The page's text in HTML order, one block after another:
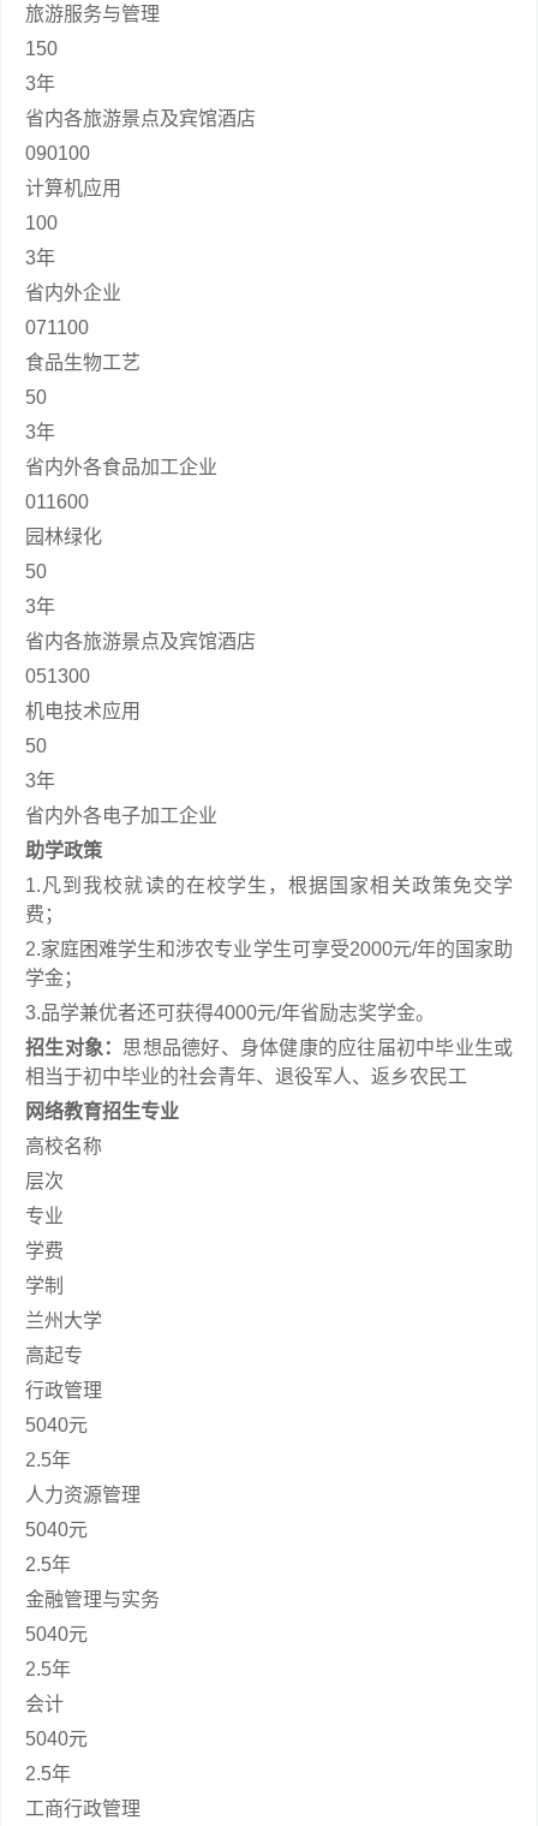
旅游服务与管理
150
3年
省内各旅游景点及宾馆酒店
090100
计算机应用
100
3年
省内外企业
071100
食品生物工艺
50
3年
省内外各食品加工企业
011600
园林绿化
50
3年
省内各旅游景点及宾馆酒店
051300
机电技术应用
50
3年
省内外各电子加工企业
助学政策
1.凡到我校就读的在校学生，根据国家相关政策免交学
费；
2.家庭困难学生和涉农专业学生可享受2000元/年的国家助
学金；
3.品学兼优者还可获得4000元/年省励志奖学金。
招生对象： 思想品德好、身体健康的应往届初中毕业生或
相当于初中毕业的社会青年、退役军人、返乡农民工
网络教育招生专业
高校名称
层次
专业
学费
学制
兰州大学
高起专
行政管理
5040元
2.5年
人力资源管理
5040元
2.5年
金融管理与实务
5040元
2.5年
会计
5040元
2.5年
工商行政管理